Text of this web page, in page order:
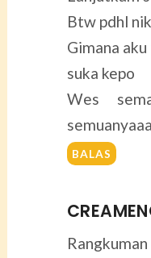
Btw pdhl
Gimana
suka kepo
Wes
semuanyaaa
BALAS